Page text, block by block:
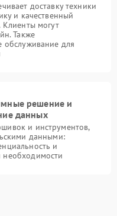
доставку техники
и качественный
могут
Также
обслуживание для
решение и
данных
и инструментов,
данными:
и